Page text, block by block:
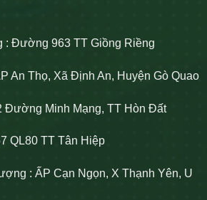
: Đường 963 TT Giồng Riềng
An Thọ, Xã Định An, Huyện Gò Quao
Đường Minh Mạng, TT Hòn Đất
QL80 TT Tân Hiệp
: ẤP Cạn Ngọn, X Thạnh Yên, U